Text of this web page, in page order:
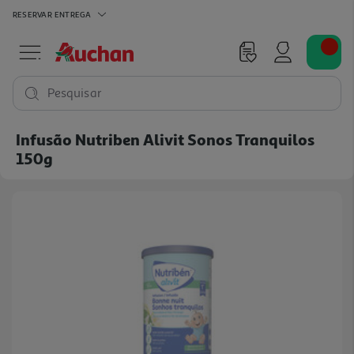
RESERVAR ENTREGA
Pesquisar
Infusão Nutriben Alivit Sonos Tranquilos
150g